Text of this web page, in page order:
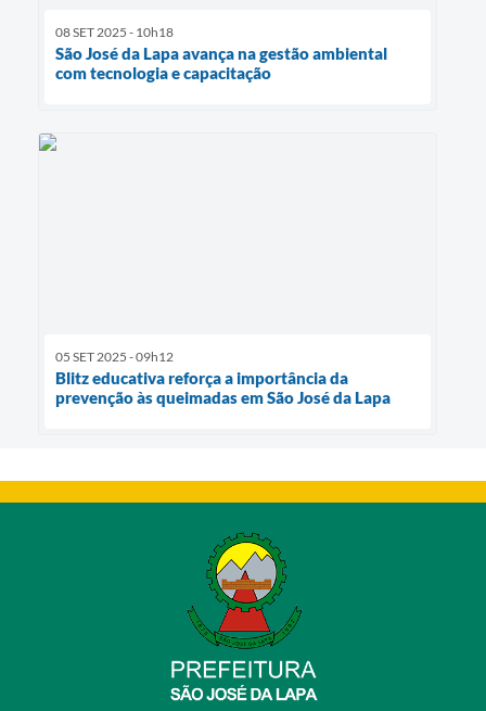
08 SET 2025 - 10h18
São José da Lapa avança na gestão ambiental
com tecnologia e capacitação
05 SET 2025 - 09h12
Blitz educativa reforça a importância da
prevenção às queimadas em São José da Lapa